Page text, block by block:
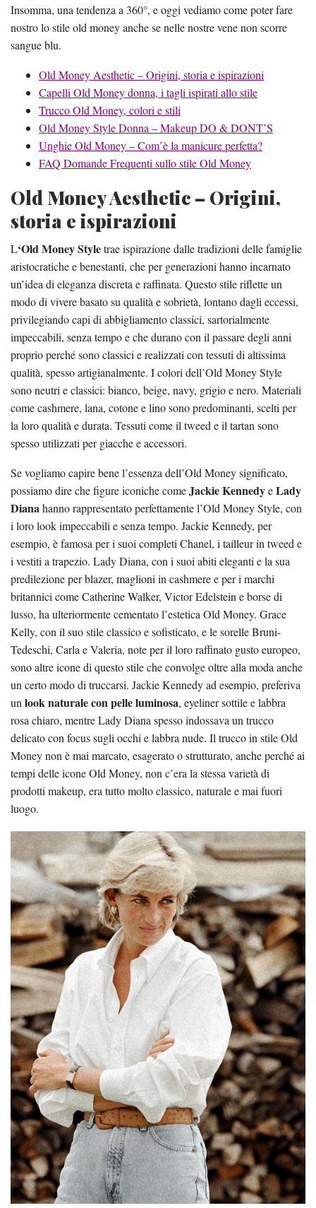
Insomma, una tendenza a 360°, e oggi vediamo come poter fare
nostro lo stile old money anche se nelle nostre vene non scorre
sangue blu.
Old Money Aesthetic – Origini, storia e ispirazioni
Capelli Old Money donna, i tagli ispirati allo stile
Trucco Old Money, colori e stili
Old Money Style Donna – Makeup DO & DONT’S
Unghie Old Money – Com’è la manicure perfetta?
FAQ Domande Frequenti sullo stile Old Money
Old Money Aesthetic – Origini,
storia e ispirazioni
L‘Old Money Styletrae ispirazione dalle tradizioni delle famiglie
aristocratiche e benestanti, che per generazioni hanno incarnato
un’idea di eleganza discreta e raffinata. Questo stile riflette un
modo di vivere basato su qualità e sobrietà, lontano dagli eccessi,
privilegiando capi di abbigliamento classici, sartorialmente
impeccabili, senza tempo e che durano con il passare degli anni
proprio perché sono classici e realizzati con tessuti di altissima
qualità, spesso artigianalmente. I colori dell’Old Money Style
sono neutri e classici: bianco, beige, navy, grigio e nero. Materiali
come cashmere, lana, cotone e lino sono predominanti, scelti per
la loro qualità e durata. Tessuti come il tweed e il tartan sono
spesso utilizzati per giacche e accessori.
Se vogliamo capire bene l’essenza dell’Old Money significato,
possiamo dire che figure iconiche comeJackie KennedyeLady
Dianahanno rappresentato perfettamente l’Old Money Style, con
i loro look impeccabili e senza tempo. Jackie Kennedy, per
esempio, è famosa per i suoi completi Chanel, i tailleur in tweed e
i vestiti a trapezio. Lady Diana, con i suoi abiti eleganti e la sua
predilezione per blazer, maglioni in cashmere e per i marchi
britannici come Catherine Walker, Victor Edelstein e borse di
lusso, ha ulteriormente cementato l’estetica Old Money. Grace
Kelly, con il suo stile classico e sofisticato, e le sorelle Bruni-
Tedeschi, Carla e Valeria, note per il loro raffinato gusto europeo,
sono altre icone di questo stile che convolge oltre alla moda anche
un certo modo di truccarsi. Jackie Kennedy ad esempio, preferiva
un look naturale con pelle luminosa, eyeliner sottile e labbra
rosa chiaro, mentre Lady Diana spesso indossava un trucco
delicato con focus sugli occhi e labbra nude. Il trucco in stile Old
Money non è mai marcato, esagerato o strutturato, anche perché ai
tempi delle icone Old Money, non c’era la stessa varietà di
prodotti makeup, era tutto molto classico, naturale e mai fuori
luogo.